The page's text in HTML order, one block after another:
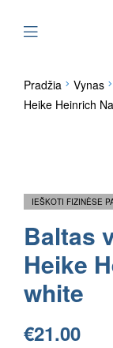
Pradžia Vynas
Heike Heinrich
IEŠKOTI FIZINĖSE
Baltas
Heike
white
€21.00